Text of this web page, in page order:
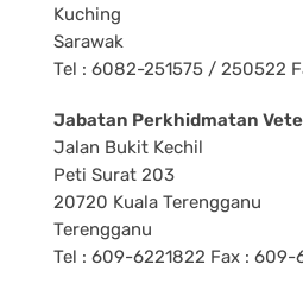
Kuching
Sarawak
Tel : 6082-251575 / 250522
Jabatan Perkhidmatan
Jalan Bukit Kechil
Peti Surat 203
20720 Kuala Terengganu
Terengganu
Tel : 609-6221822 Fax : 609-